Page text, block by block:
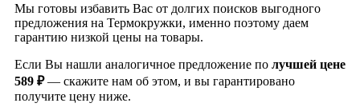
Мы готовы избавить Вас от долгих поисков выгодного
предложения на Термокружки, именно поэтому даем
гарантию низкой цены на товары.
Если Вы нашли аналогичное предложение по лучшей цене
589 ₽— скажите нам об этом, и вы гарантировано
получите цену ниже.